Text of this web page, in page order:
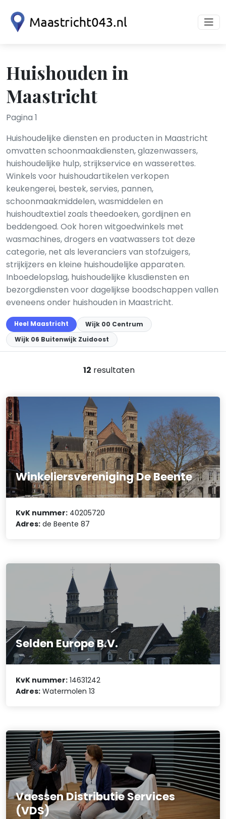
Huishouden in
Maastricht
Pagina 1
Huishoudelijke diensten en producten in Maastricht
omvatten schoonmaakdiensten, glazenwassers,
huishoudelijke hulp, strijkservice en wasserettes.
Winkels voor huishoudartikelen verkopen
keukengerei, bestek, servies, pannen,
schoonmaakmiddelen, wasmiddelen en
huishoudtextiel zoals theedoeken, gordijnen en
beddengoed. Ook horen witgoedwinkels met
wasmachines, drogers en vaatwassers tot deze
categorie, net als leveranciers van stofzuigers,
strijkijzers en kleine huishoudelijke apparaten.
Inboedelopslag, huishoudelijke klusdiensten en
bezorgdiensten voor dagelijkse boodschappen vallen
eveneens onder huishouden in Maastricht.
Heel Maastricht
Wijk 00 Centrum
Wijk 06 Buitenwijk Zuidoost
12 resultaten
Winkeliersvereniging De Beente
KvK nummer: 40205720
Adres: de Beente 87
Selden Europe B.V.
KvK nummer: 14631242
Adres: Watermolen 13
Vaessen Distributie Services
(VDS)